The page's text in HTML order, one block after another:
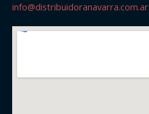
info@distribuidoranavarra.com.ar